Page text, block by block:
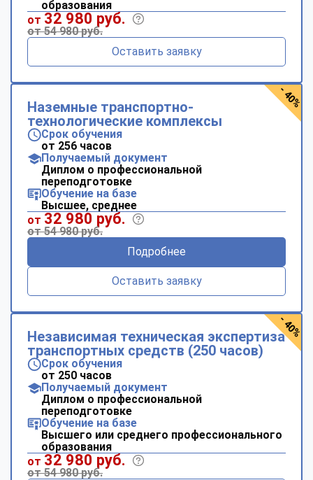
образования
от 32 980 руб.
от 54 980 руб.
Оставить заявку
Наземные транспортно-
технологические комплексы
Срок обучения
от 256 часов
Получаемый документ
Диплом о профессиональной
переподготовке
Обучение на базе
Высшее, среднее
от 32 980 руб.
от 54 980 руб.
Подробнее
Оставить заявку
- 40%
Независимая техническая экспертиза
транспортных средств (250 часов)
Срок обучения
от 250 часов
Получаемый документ
Диплом о профессиональной
переподготовке
Обучение на базе
Высшего или среднего профессионального
образования
от 32 980 руб.
от 54 980 руб.
- 40%